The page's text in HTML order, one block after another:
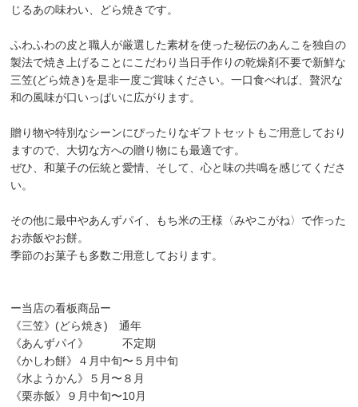
じるあの味わい、どら焼きです。
ふわふわの皮と職人が厳選した素材を使った秘伝のあんこを独自の
製法で焼き上げることにこだわり当日手作りの乾燥剤不要で新鮮な
三笠(どら焼き)を是非一度ご賞味ください。一口食べれば、贅沢な
和の風味が口いっぱいに広がります。
贈り物や特別なシーンにぴったりなギフトセットもご用意しており
ますので、大切な方への贈り物にも最適です。
ぜひ、和菓子の伝統と愛情、そして、心と味の共鳴を感じてくださ
い。
その他に最中やあんずパイ、もち米の王様〈みやこがね〉で作った
お赤飯やお餅。
季節のお菓子も多数ご用意しております。
ー当店の看板商品ー
《三笠》(どら焼き) 通年
《あんずパイ》 不定期
《かしわ餅》４月中旬〜５月中旬
《水ようかん》５月〜８月
《栗赤飯》９月中旬〜10月